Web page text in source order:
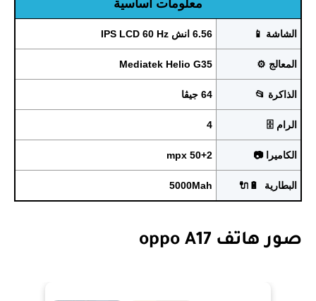
معلومات اساسية
الشاشة 📱 6.56 انش IPS LCD 60 Hz
المعالج ⚙️ Mediatek Helio G35
الذاكرة 📂 64 جيڨا
الرام 🗄️ 4
الكاميرا 📷 50+2 mpx
البطارية 🔋🔌 5000Mah
صور هاتف oppo A17